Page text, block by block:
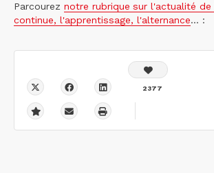
Parcourez notre rubrique sur l'actualité
continue, l'apprentissage, l'alternance... :
2377